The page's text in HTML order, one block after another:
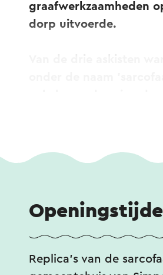
graafwerkzaamheden
dorp uitvoerde.
enkele gouden
Replica's van de